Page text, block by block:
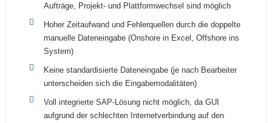
Aufträge, Projekt- und Plattformwechsel sind möglich
Hoher Zeitaufwand und Fehlerquellen durch die doppelte
manuelle Dateneingabe (Onshore in Excel, Offshore ins
System)
Keine standardisierte Dateneingabe (je nach Bearbeiter
unterscheiden sich die Eingabemodalitäten)
Voll integrierte SAP-Lösung nicht möglich, da GUI
aufgrund der schlechten Internetverbindung auf den